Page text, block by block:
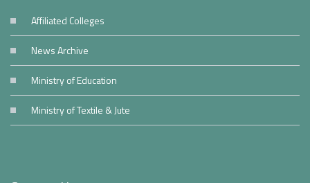
Affiliated Colleges
News Archive
Ministry of Education
Ministry of Textile & Jute